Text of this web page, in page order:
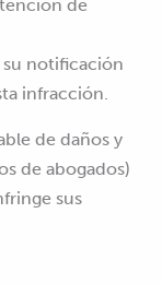
de
notificación
infracción.
de daños y
de abogados)
sus